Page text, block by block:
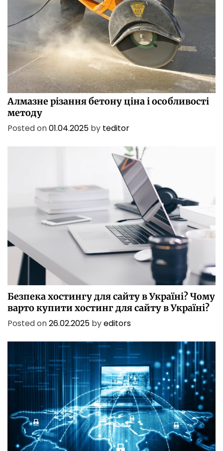
БІЗНЕС ПОСЛУГИ ТЕХНОЛОГІЇ
Алмазне різання бетону ціна і особливості
методу
Posted on01.04.2025 by teditor
БЕЗПЕКА БІЗНЕС ТЕХНОЛОГІЇ
Безпека хостингу для сайту в Україні? Чому
варто купити хостинг для сайту в Україні?
Posted on26.02.2025 byeditors